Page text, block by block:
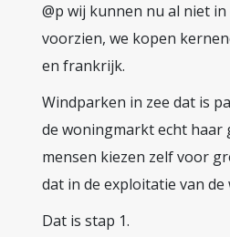
@p wij kunnen nu al niet
voorzien, we kopen
en frankrijk.
Windparken in zee dat is
de woningmarkt echt haar
mensen kiezen zelf voor
dat in de exploitatie van
Dat is stap 1.